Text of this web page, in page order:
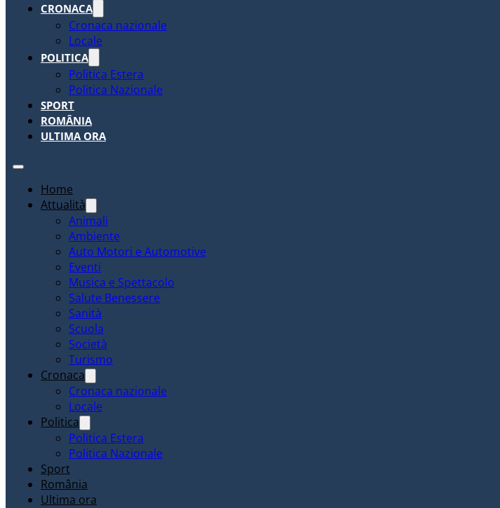
CRONACA
Cronaca nazionale
Locale
POLITICA
Politica Estera
Politica Nazionale
SPORT
ROMÂNIA
ULTIMA ORA
Home
Attualità
Animali
Ambiente
Auto Motori e Automotive
Eventi
Musica e Spettacolo
Salute Benessere
Sanità
Scuola
Società
Turismo
Cronaca
Cronaca nazionale
Locale
Politica
Politica Estera
Politica Nazionale
Sport
România
Ultima ora